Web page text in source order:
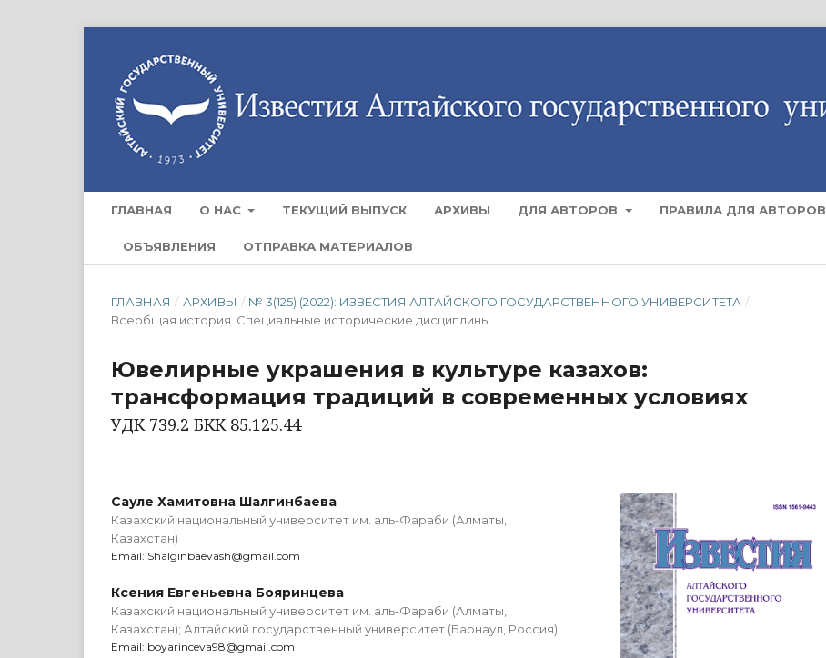
ГЛАВНАЯ О НАС ТЕКУЩИЙ ВЫПУСК АРХИВЫ ДЛЯ АВТОРОВ ПРАВИЛА ДЛЯ АВТОРОВ
ОБЪЯВЛЕНИЯ ОТПРАВКА МАТЕРИАЛОВ
ГЛАВНАЯ / АРХИВЫ / № 3(125) (2022): ИЗВЕСТИЯ АЛТАЙСКОГО ГОСУДАРСТВЕННОГО УНИВЕРСИТЕТА /
Всеобщая история. Специальные исторические дисциплины
Ювелирные украшения в культуре казахов:
трансформация традиций в современных условиях
УДК 739.2 БКК 85.125.44
Сауле Хамитовна Шалгинбаева
Казахский национальный университет им. аль-Фараби (Алматы,
Казахстан)
Email: Shalginbaevash@gmail.com
Ксения Евгеньевна Бояринцева
Казахский национальный университет им. аль-Фараби (Алматы,
Казахстан); Алтайский государственный университет (Барнаул, Россия)
Email: boyarinceva98@gmail.com